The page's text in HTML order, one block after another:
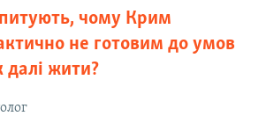
чому Крим
не готовим до умов
далі жити?